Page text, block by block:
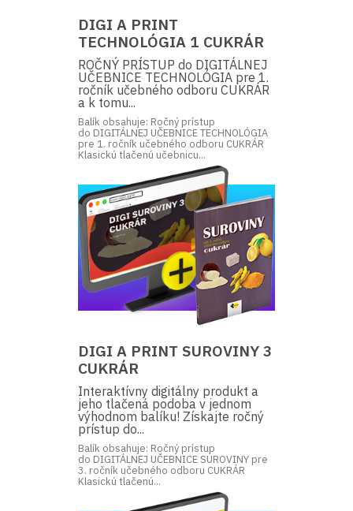
DIGI A PRINT
TECHNOLÓGIA 1 CUKRÁR
ROČNÝ PRÍSTUP do DIGITÁLNEJ
UČEBNICE TECHNOLÓGIA pre 1.
ročník učebného odboru CUKRÁR
a k tomu...
Balík obsahuje: Ročný prístup
do DIGITÁLNEJ UČEBNICE TECHNOLÓGIA
pre 1. ročník učebného odboru CUKRÁR
Klasickú tlačenú učebnicu...
DIGI A PRINT SUROVINY 3
CUKRÁR
Interaktívny digitálny produkt a
jeho tlačená podoba v jednom
výhodnom balíku! Získajte ročný
prístup do...
Balík obsahuje: Ročný prístup
do DIGITÁLNEJ UČEBNICE SUROVINY pre
3. ročník učebného odboru CUKRÁR
Klasickú tlačenú...